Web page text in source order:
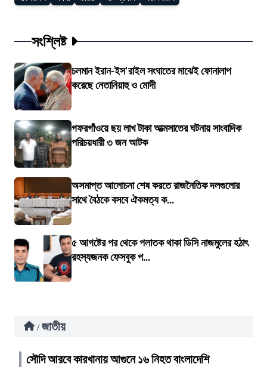
সংশ্লিষ্ট
চলমান ইরান-ইস'রাইল সংঘাতের মাঝেই ফোনালাপ
করেছে নেতানিয়াহু ও মোদী
গফরগাঁওয়ে ছয় লাখ টাকা আত্মসাতের ঘটনায় সাংবাদিক
পরিচয়ধারী ৩ জন আটক
অসমাপ্ত আলোচনা শেষ করতে রাজনৈতিক দলগুলোর
সাথে বৈঠকে বসবে ঐকমত্য ক...
৫ আগষ্টের পর থেকে পলাতক থাকা ডিসি নাজমুলের হঠাৎ
রহস্যজনক ফেসবুক প...
/ জাতীয়
সৌদি আরবে কারখানায় আগুনে ১৬ নিহত বাংলাদেশি